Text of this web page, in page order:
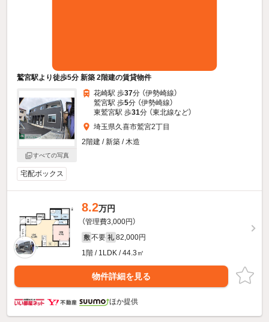
鷲宮駅より徒歩5分 新築 2階建の賃貸物件
すべての写真
花崎駅 歩37分 （伊勢崎線）
鷲宮駅 歩5分 （伊勢崎線）
東鷲宮駅 歩31分 （東北線など）
埼玉県久喜市鷲宮2丁目
2階建 / 新築 / 木造
宅配ボックス
8.2万円
（管理費3,000円）
敷 不要 礼 82,000円
1階 / 1LDK / 44.3㎡
物件詳細を見る
ほか提供